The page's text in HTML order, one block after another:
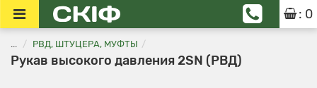
: 0
... РВД, ШТУЦЕРА, МУФТЫ
Рукав высокого давления 2SN (РВД)